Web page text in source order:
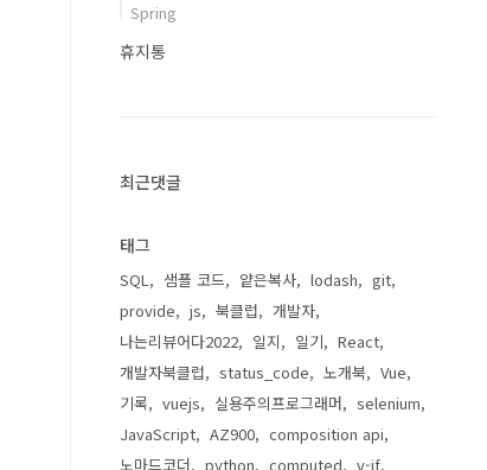
Spring
휴지통
최근댓글
태그
SQL 샘플 코드 얕은복사 lodash
git
provide
js 북클럽
개발자
나는리뷰어다2022
일지 일기
React
개발자북클럽
status_code 노개북
Vue
기록
vuejs 실용주의프로그래머
selenium
JavaScript
AZ900
composition api
노마드코더
python computed
v-if